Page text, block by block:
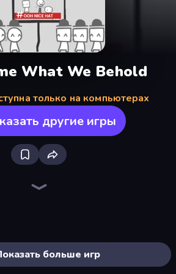
What We Behold
только на компьютерах
другие игры
больше игр